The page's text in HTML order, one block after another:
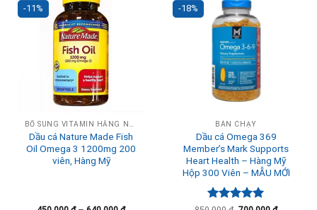
-11%
Dầu cá Nature Made Fish
Oil Omega 3 1200mg 200
viên, Hàng Mỹ
-18%
BÁN CHẠY
Dầu cá Omega 369
Member’s Mark Supports
Heart Health – Hàng Mỹ
Hộp 300 Viên – MẪU MỚI